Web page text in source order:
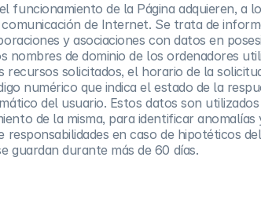
de la Página adquieren, a
de Internet. Se trata de
y asociaciones con datos en
de dominio de los ordenadores
recursos solicitados, el horario de la
numérico que indica el estado de la
del usuario. Estos datos son
de la misma, para identificar
en caso de hipotéticos
guardan durante más de 60 días.